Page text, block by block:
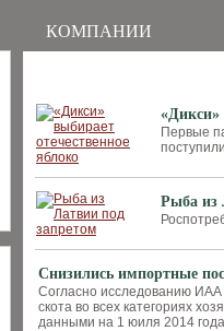
КОМПАНИИ
«Дикси»
Первые
Рыба из
Снизились импортные
Согласно исследованию ИАА
скота во всех категориях
данными на 1 юиля 2014